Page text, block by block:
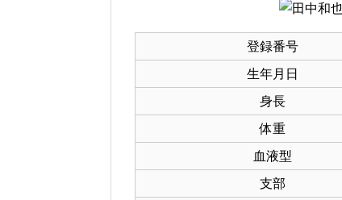
登録番号
生年月日
身長
体重
血液型
支部